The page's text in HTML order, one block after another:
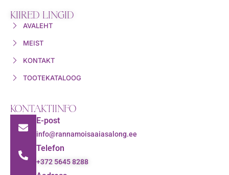
KIIRED LINGID
AVALEHT
MEIST
KONTAKT
TOOTEKATALOOG
KONTAKTIINFO
E-post
info@rannamoisaaiasalong.ee
Telefon
+372 5645 8288